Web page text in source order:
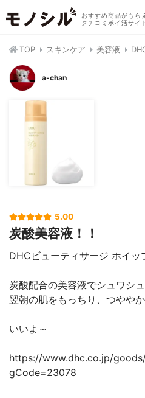
おすすめ商品がもら
クチコミポイ活サイ
TOP スキンケア 美容液
a-chan
5.00
炭酸美容液！！
DHCビューティサージ ホイッ
炭酸配合の美容液でシュワシ
翌朝の肌をもっちり、つやや
いいよ～
https://www.dhc.co.jp/
gCode=23078